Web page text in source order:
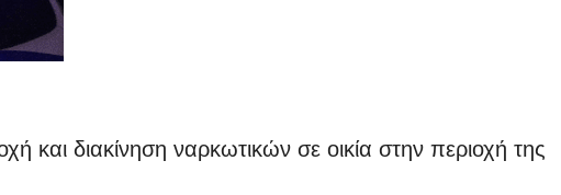
και διακίνηση ναρκωτικών σε οικία στην περιοχή της